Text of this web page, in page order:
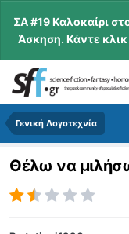
ΣΑ #19 Καλοκαίρι
Άσκηση. Κάντε
Γενική Λογοτεχνία
Θέλω να